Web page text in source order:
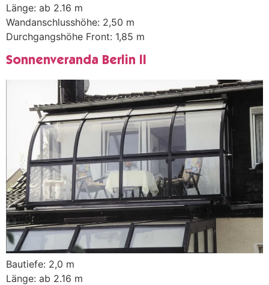
Länge: ab 2.16 m
Wandanschlusshöhe: 2,50 m
Durchgangshöhe Front: 1,85 m
Sonnenveranda Berlin II
Bautiefe: 2,0 m
Länge: ab 2.16 m